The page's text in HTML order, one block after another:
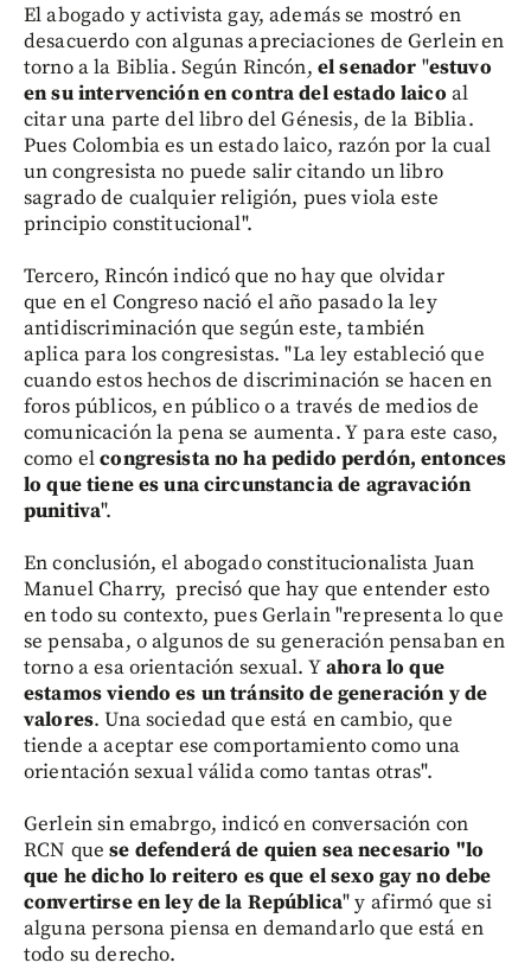
El abogado y activista gay, además se mostró en
desacuerdo con algunas apreciaciones de Gerlein en
torno a la Biblia. Según Rincón, el senador "estuvo
en su intervención en contra del estado laico al
citar una parte del libro del Génesis, de la Biblia.
Pues Colombia es un estado laico, razón por la cual
un congresista no puede salir citando un libro
sagrado de cualquier religión, pues viola este
principio constitucional".
Tercero, Rincón indicó que no hay que olvidar
que en el Congreso nació el año pasado la ley
antidiscriminación que según este, también
aplica para los congresistas. "La ley estableció que
cuando estos hechos de discriminación se hacen en
foros públicos, en público o a través de medios de
comunicación la pena se aumenta. Y para este caso,
como elcongresista no ha pedido perdón, entonces
lo que tiene es una circunstancia de agravación
punitiva".
En conclusión, el abogado constitucionalista Juan
Manuel Charry, precisó que hay que entender esto
en todo su contexto, pues Gerlain "representa lo que
se pensaba, o algunos de su generación pensaban en
torno a esa orientación sexual. Yahora lo que
estamos viendo es un tránsito de generación y de
valores. Una sociedad que está en cambio, que
tiende a aceptar ese comportamiento como una
orientación sexual válida como tantas otras".
Gerlein sin emabrgo, indicó en conversación con
RCN quese defenderá de quien sea necesario "lo
que he dicho lo reitero es que el sexo gay no debe
convertirse en ley de la República" y afirmó que si
alguna persona piensa en demandarlo que está en
todo su derecho.